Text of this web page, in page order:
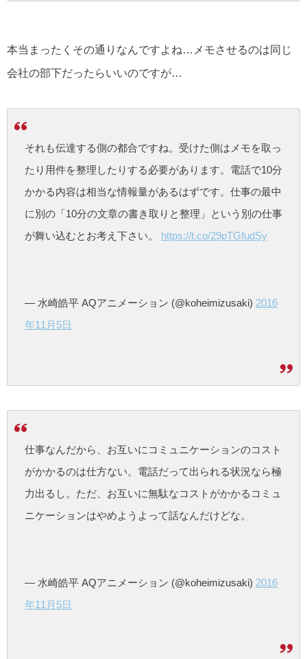
本当まったくその通りなんですよね…メモさせるのは同じ
会社の部下だったらいいのですが…
それも伝達する側の都合ですね。受けた側はメモを取っ
たり用件を整理したりする必要があります。電話で10分
かかる内容は相当な情報量があるはずです。仕事の最中
に別の「10分の文章の書き取りと整理」という別の仕事
が舞い込むとお考え下さい。 https://t.co/29pTGfudSy
— 水崎皓平 AQアニメーション (@koheimizusaki) 2016
年11月5日
仕事なんだから、お互いにコミュニケーションのコスト
がかかるのは仕方ない。電話だって出られる状況なら極
力出るし。ただ、お互いに無駄なコストがかかるコミュ
ニケーションはやめようよって話なんだけどな。
— 水崎皓平 AQアニメーション (@koheimizusaki) 2016
年11月5日